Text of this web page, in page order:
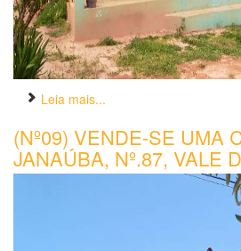
Leia mais...
(Nº09) VENDE-SE UMA
JANAÚBA, Nº.87, VALE